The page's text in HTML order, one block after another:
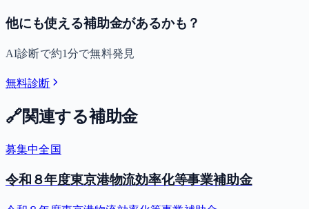
他にも使える補助金があるかも？
AI診断で約1分で無料発見
無料診断
🔗関連する補助金
募集中全国
令和８年度東京港物流効率化等事業補助金